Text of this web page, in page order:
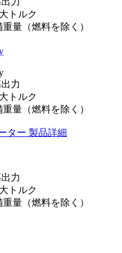
トルク
重量（燃料を除く）
力
トルク
重量（燃料を除く）
ター 製品詳細
力
トルク
重量（燃料を除く）